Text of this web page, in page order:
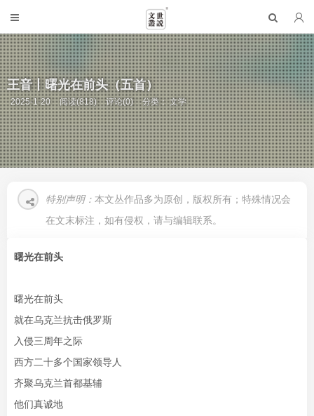
​王音丨曙光在前头（五首）
2025-1-20 阅读(818) 评论(0) 分类：文学
特别声明： 本文丛作品多为原创，版权所有；特殊情况会
在文末标注，如有侵权，请与编辑联系。
曙光在前头
曙光在前头
就在乌克兰抗击俄罗斯
入侵三周年之际
西方二十多个国家领导人
齐聚乌克兰首都基辅
他们真诚地